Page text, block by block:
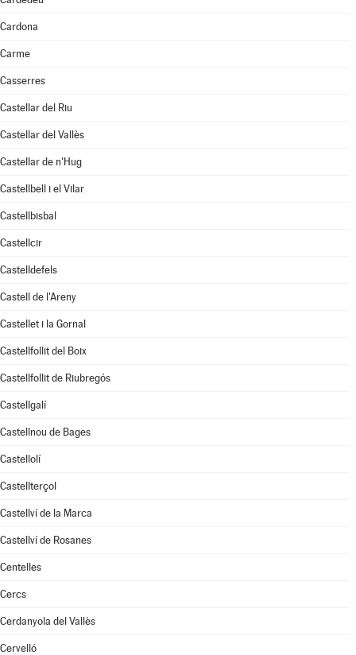
Cardona
Carme
Casserres
Castellar del Riu
Castellar del Vallès
Castellar de n'Hug
Castellbell i el Vilar
Castellbisbal
Castellcir
Castelldefels
Castell de l'Areny
Castellet i la Gornal
Castellfollit del Boix
Castellfollit de Riubregós
Castellgalí
Castellnou de Bages
Castellolí
Castellterçol
Castellví de la Marca
Castellví de Rosanes
Centelles
Cercs
Cerdanyola del Vallès
Cervelló